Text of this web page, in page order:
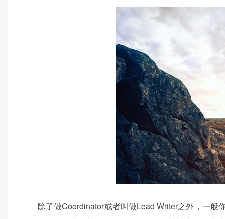
除了做Coordinator或者叫做Lead Writer之外，一